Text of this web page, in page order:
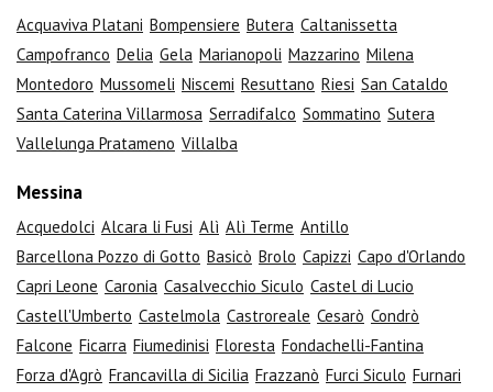
Acquaviva Platani Bompensiere Butera Caltanissetta
Campofranco Delia Gela Marianopoli Mazzarino Milena
Montedoro Mussomeli Niscemi Resuttano Riesi San Cataldo
Santa Caterina Villarmosa Serradifalco Sommatino Sutera
Vallelunga Pratameno Villalba
Messina
Acquedolci Alcara li Fusi Alì Alì Terme Antillo
Barcellona Pozzo di Gotto Basicò Brolo Capizzi Capo d'Orlando
Capri Leone Caronia Casalvecchio Siculo Castel di Lucio
Castell'Umberto Castelmola Castroreale Cesarò Condrò
Falcone Ficarra Fiumedinisi Floresta Fondachelli-Fantina
Forza d'Agrò Francavilla di Sicilia Frazzanò Furci Siculo Furnari